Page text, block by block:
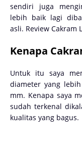
sendiri juga
lebih baik lagi
asli. Review Cakram
Kenapa
Untuk itu saya
diameter yang
mm. Kenapa saya
sudah terkenal
kualitas yang bagus.